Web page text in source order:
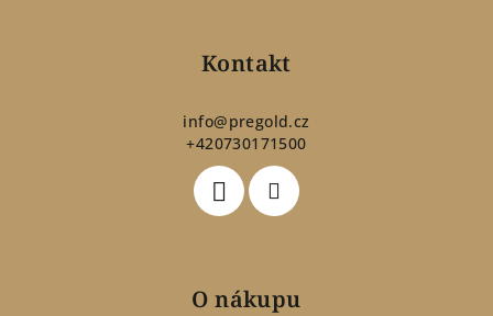
Kontakt
info@pregold.cz
+420730171500
O nákupu